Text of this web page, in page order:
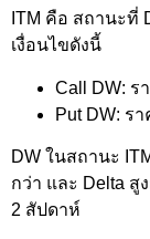
ITM คือ สถานะที่
เงื่อนไขดังนี้
Call DW: ร
Put DW: ร
DW ในสถานะ
กว่า และ Delta สู
2 สัปดาห์